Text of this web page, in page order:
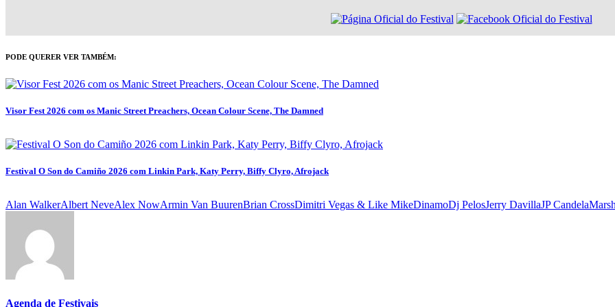
PODE QUERER VER TAMBÉM:
Visor Fest 2026 com os Manic Street Preachers, Ocean Colour Scene, The Damned
Festival O Son do Camiño 2026 com Linkin Park, Katy Perry, Biffy Clyro, Afrojack
Alan WalkerAlbert NeveAlex NowArmin Van BuurenBrian CrossDimitri Vegas & Like MikeDinamoDj PelosJerry DavillaJP Candela
Agenda de Festivais